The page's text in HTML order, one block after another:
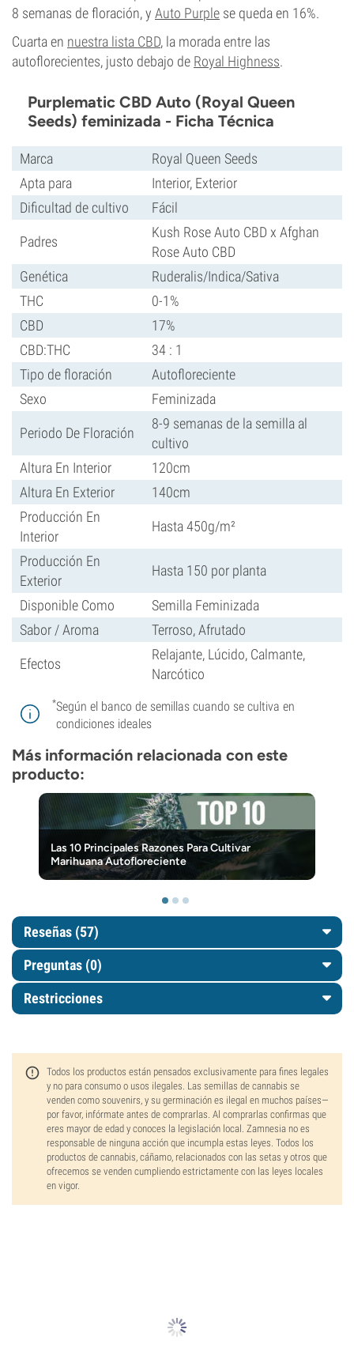
8 semanas de floración, y Auto Purple se queda en 16%.
Cuarta en nuestra lista CBD, la morada entre las
autoflorecientes, justo debajo de Royal Highness.
Purplematic CBD Auto (Royal Queen
Seeds) feminizada - Ficha Técnica
Marca
Royal Queen Seeds
Apta para
Interior, Exterior
Dificultad de cultivo
Fácil
Padres
Kush Rose Auto CBD x Afghan
Rose Auto CBD
Genética
Ruderalis/Indica/Sativa
THC
0-1%
CBD
17%
CBD:THC
34 : 1
Tipo de floración
Autofloreciente
Sexo
Feminizada
Periodo De Floración
8-9 semanas de la semilla al
cultivo
Altura En Interior
120cm
Altura En Exterior
140cm
Producción En
Interior
Hasta 450g/m²
Producción En
Exterior
Hasta 150 por planta
Disponible Como
Semilla Feminizada
Sabor / Aroma
Terroso, Afrutado
Efectos
Relajante, Lúcido, Calmante,
Narcótico
*Según el banco de semillas cuando se cultiva en
condiciones ideales
Más información relacionada con este
producto:
Las 10 Principales Razones Para Cultivar
Marihuana Autofloreciente
Reseñas (57)
Preguntas (0)
Restricciones
Todos los productos están pensados exclusivamente para fines legales
y no para consumo o usos ilegales. Las semillas de cannabis se
venden como souvenirs, y su germinación es ilegal en muchos países—
por favor, infórmate antes de comprarlas. Al comprarlas confirmas que
eres mayor de edad y conoces la legislación local. Zamnesia no es
responsable de ninguna acción que incumpla estas leyes. Todos los
productos de cannabis, cáñamo, relacionados con las setas y otros que
ofrecemos se venden cumpliendo estrictamente con las leyes locales
en vigor.